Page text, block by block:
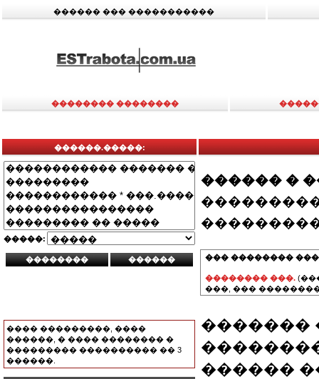
������ ��� �����������
�������� ��������
������.�����:
�����:
���� ���������, ����
������, � ���� �������� �
��������� ���������� �� 3
������.
������ �
��� ��������
�������� ���.
���, ���
�������
������